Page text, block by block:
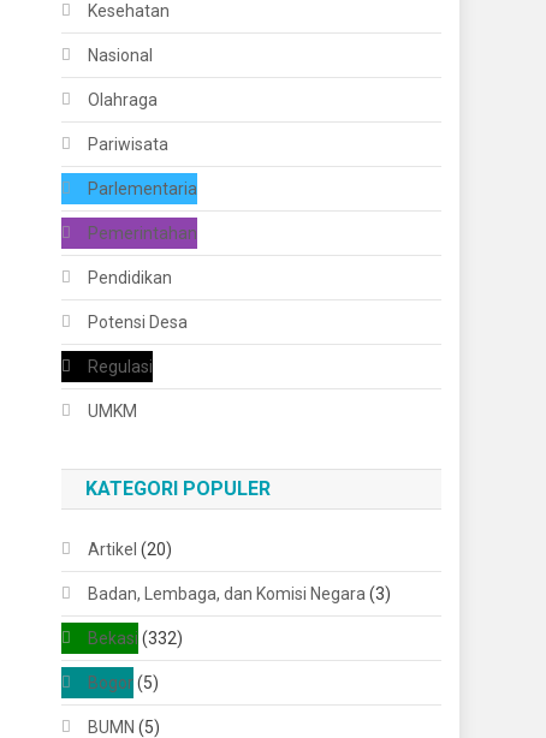
Kesehatan
Nasional
Olahraga
Pariwisata
Parlementaria
Pemerintahan
Pendidikan
Potensi Desa
Regulasi
UMKM
KATEGORI POPULER
Artikel (20)
Badan, Lembaga, dan Komisi Negara (3)
Bekasi (332)
Bogor(5)
BUMN (5)